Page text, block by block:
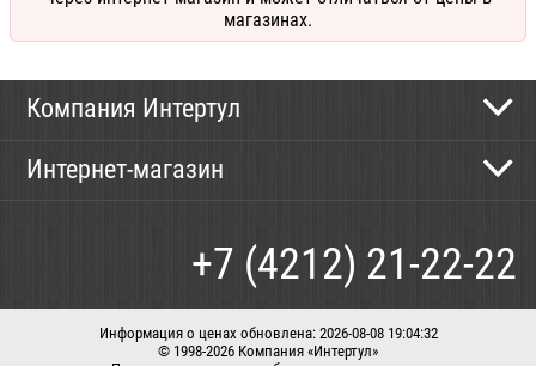
магазинах.
Компания Интертул
Новости
Интернет-магазин
Доставка
+7 (4212) 21-22-22
Информация о ценах обновлена: 2026-08-08 19:04:32
© 1998-2026 Компания «Интертул»